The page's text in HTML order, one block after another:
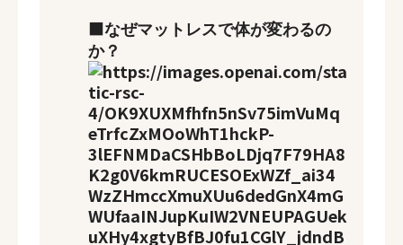
■なぜマットレスで体が変わるの
か？